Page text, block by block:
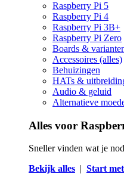
Raspberry Pi 5
Raspberry Pi 4
Raspberry Pi 3B+
Raspberry Pi Zero
Boards &
Accessoires (alles)
Behuizingen
HATs &
Audio & geluid
Alternatieve
Alles voor
Sneller vinden wat je
Bekijk alles | Start